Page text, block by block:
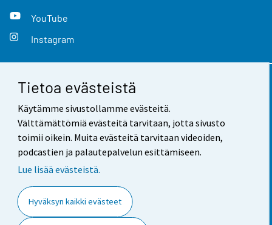
Tietoa evästeistä
Käytämme sivustollamme evästeitä.
Välttämättömiä evästeitä tarvitaan, jotta sivusto
toimii oikein. Muita evästeitä tarvitaan videoiden,
podcastien ja palautepalvelun esittämiseen.
Lue lisää evästeistä.
Hyväksyn kaikki evästeet
YouTube
Instagram
Yhteystiedot
Palaute
Käyttöehdot
Saavutettavuus
Tietoa sivustosta